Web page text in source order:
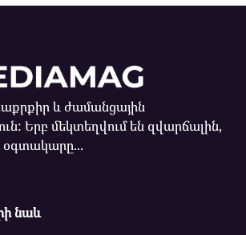
և ժամանցային
Երբ մեկտեղվում են զվարճալին,
օգտակարը...
նաև